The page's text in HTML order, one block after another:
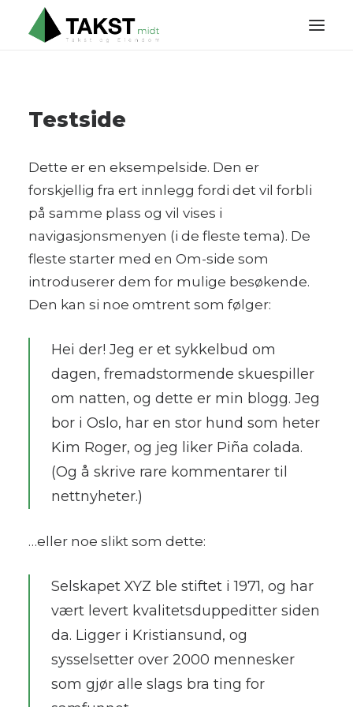
OM OSS
PRISLISTE
KONTAKT
Testside
Dette er en eksempelside. Den er
forskjellig fra ert innlegg fordi det vil forbli
på samme plass og vil vises i
navigasjonsmenyen (i de fleste tema). De
fleste starter med en Om-side som
introduserer dem for mulige besøkende.
Den kan si noe omtrent som følger:
Hei der! Jeg er et sykkelbud om
dagen, fremadstormende skuespiller
om natten, og dette er min blogg. Jeg
bor i Oslo, har en stor hund som heter
Kim Roger, og jeg liker Piña colada.
(Og å skrive rare kommentarer til
nettnyheter.)
…eller noe slikt som dette:
Selskapet XYZ ble stiftet i 1971, og har
vært levert kvalitetsduppeditter siden
da. Ligger i Kristiansund, og
sysselsetter over 2000 mennesker
som gjør alle slags bra ting for